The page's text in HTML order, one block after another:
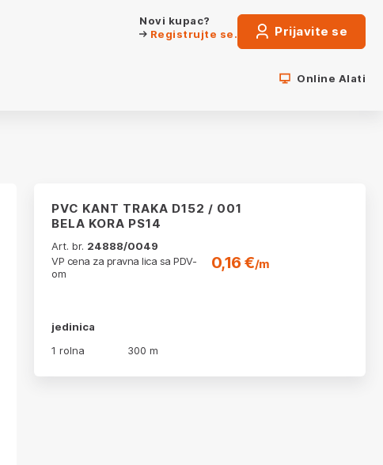
Novi kupac?
Registrujte se.
Prijavite se
Online Alati
PVC KANT TRAKA D152 / 001
BELA KORA PS14
Art. br. 24888/0049
VP cena za pravna lica sa PDV-
om
0,16 €/m
jedinica
1 rolna
300 m